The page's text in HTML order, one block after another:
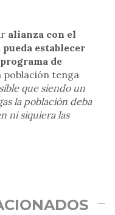
alianza con el
establecer
de
población tenga
que siendo un
la población deba
ni siquiera las